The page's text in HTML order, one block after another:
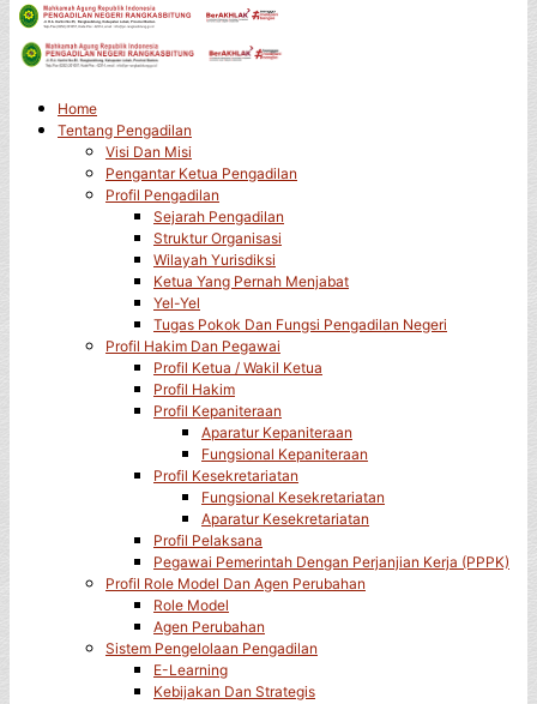
Home
Tentang Pengadilan
Visi Dan Misi
Pengantar Ketua Pengadilan
Profil Pengadilan
Sejarah Pengadilan
Struktur Organisasi
Wilayah Yurisdiksi
Ketua Yang Pernah Menjabat
Yel-Yel
Tugas Pokok Dan Fungsi Pengadilan Negeri
Profil Hakim Dan Pegawai
Profil Ketua / Wakil Ketua
Profil Hakim
Profil Kepaniteraan
Aparatur Kepaniteraan
Fungsional Kepaniteraan
Profil Kesekretariatan
Fungsional Kesekretariatan
Aparatur Kesekretariatan
Profil Pelaksana
Pegawai Pemerintah Dengan Perjanjian Kerja (PPPK)
Profil Role Model Dan Agen Perubahan
Role Model
Agen Perubahan
Sistem Pengelolaan Pengadilan
E-Learning
Kebijakan Dan Strategis